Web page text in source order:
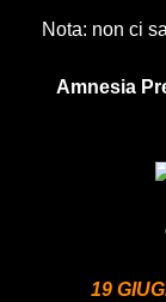
Nota: non ci
Amnesia
19